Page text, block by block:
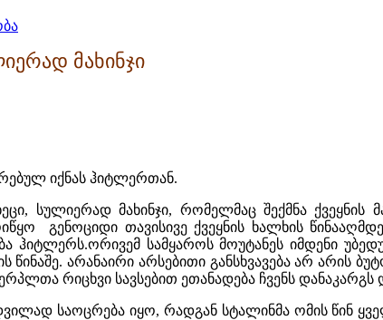
მახინჯი
იქნას ჰიტლერთან.
, სულიერად მახინჯი, რომელმაც შექმნა ქვეყნის
გენოციდი თავისივე ქვეყნის ხალხის
ჰიტლერს.ორივემ სამყაროს მოუტანეს იმდენი
წინაშე.არანაირი არსებითი განსხვავება არ არის
რიცხვი სავსებით ეთანადება ჩვენს
საოცრება იყო, რადგან სტალინმა ომის წინ